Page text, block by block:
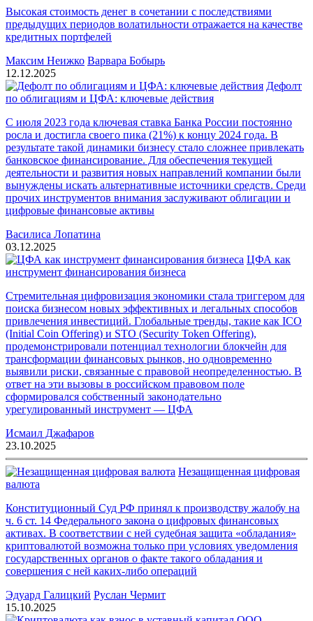
Высокая стоимость денег в сочетании с последствиями
предыдущих периодов волатильности отражается на качестве
кредитных портфелей
Максим Неижко Варвара Бобырь
12.12.2025
Дефолт
по облигациям и ЦФА: ключевые действия
С июля 2023 года ключевая ставка Банка России постоянно
росла и достигла своего пика (21%) к концу 2024 года. В
результате такой динамики бизнесу стало сложнее привлекать
банковское финансирование. Для обеспечения текущей
деятельности и развития новых направлений компании были
вынуждены искать альтернативные источники средств. Среди
прочих инструментов внимания заслуживают облигации и
цифровые финансовые активы
Василиса Лопатина
03.12.2025
ЦФА как
инструмент финансирования бизнеса
Стремительная цифровизация экономики стала триггером для
поиска бизнесом новых эффективных и легальных способов
привлечения инвестиций. Глобальные тренды, такие как ICO
(Initial Coin Offering) и STO (Security Token Offering),
продемонстрировали потенциал технологии блокчейн для
трансформации финансовых рынков, но одновременно
выявили риски, связанные с правовой неопределенностью. В
ответ на эти вызовы в российском правовом поле
сформировался собственный законодательно
урегулированный инструмент — ЦФА
Исмаил Джафаров
23.10.2025
Незащищенная цифровая
валюта
Конституционный Суд РФ принял к производству жалобу на
ч. 6 ст. 14 Федерального закона о цифровых финансовых
активах. В соответствии с ней судебная защита «обладания»
криптовалютой возможна только при условиях уведомления
государственных органов о факте такого обладания и
совершения с ней каких-либо операций
Эдуард Галицкий Руслан Чермит
15.10.2025